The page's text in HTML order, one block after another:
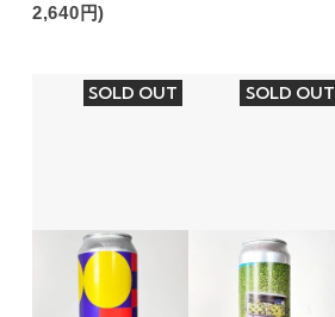
2,640円)
SOLD OUT SOLD OUT